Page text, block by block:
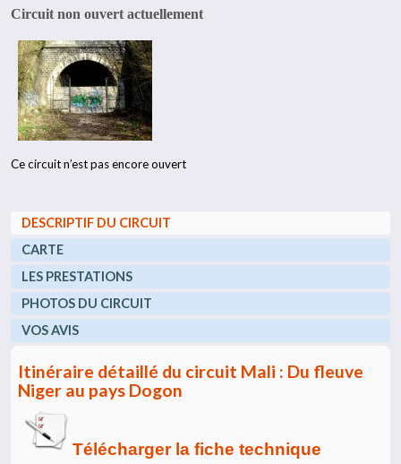
Circuit non ouvert actuellement
Ce circuit n’est pas encore ouvert
DESCRIPTIF DU CIRCUIT
CARTE
LES PRESTATIONS
PHOTOS DU CIRCUIT
VOS AVIS
Itinéraire détaillé du circuit Mali : Du fleuve
Niger au pays Dogon
Télécharger la fiche technique